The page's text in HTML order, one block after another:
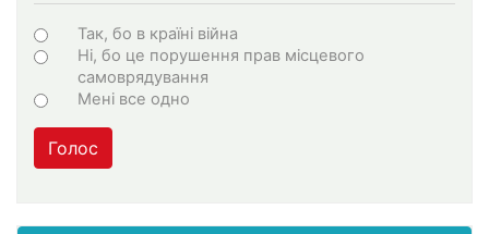
Choices
Так, бо в країні війна
Ні, бо це порушення прав місцевого
самоврядування
Мені все одно
Голос